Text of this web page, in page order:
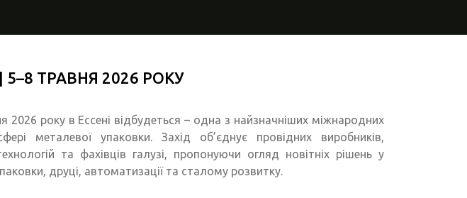
ТРАВНЯ 2026 РОКУ
2026 року в Ессені відбудеться – одна з найзначніших міжнародних
металевої упаковки. Захід об’єднує провідних виробників,
та фахівців галузі, пропонуючи огляд новітніх рішень у
друці, автоматизації та сталому розвитку.